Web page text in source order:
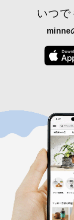
いつで
minne